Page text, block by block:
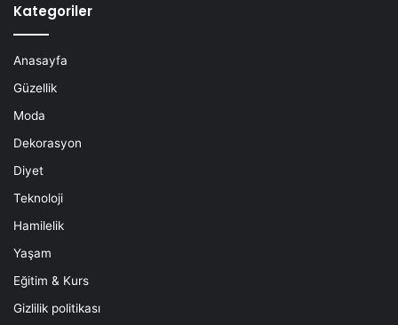
Kategoriler
Anasayfa
Güzellik
Moda
Dekorasyon
Diyet
Teknoloji
Hamilelik
Yaşam
Eğitim & Kurs
Gizlilik politikası